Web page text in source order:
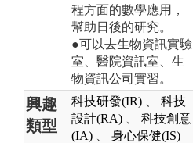
程方面的數學應用，
幫助日後的研究。
●可以去生物資訊實驗
室、醫院資訊室、生
物資訊公司實習。
興趣
類型
科技研發(IR)
科技
設計(RA)
科技創意
(IA)
身心保健(IS)